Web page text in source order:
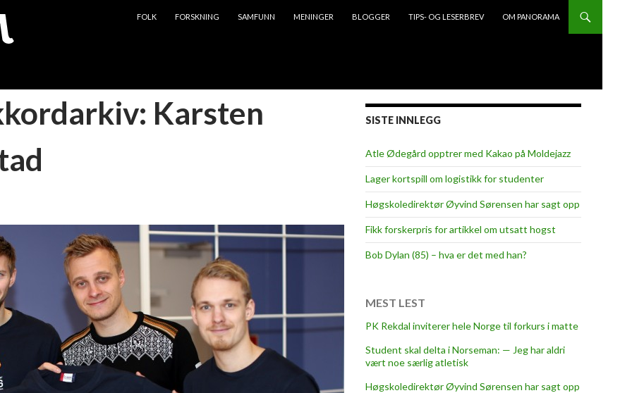
FOLK
FORSKNING SAMFUNN MENINGER BLOGGER TIPS- OG LESERBREV OM PANORAMA
Karsten
SISTE INNLEGG
Atle Ødegård opptrer med Kakao på Moldejazz
Lager kortspill om logistikk for studenter
Høgskoledirektør Øyvind Sørensen har sagt opp
Fikk forskerpris for artikkel om utsatt hogst
Bob Dylan (85) – hva er det med han?
MEST LEST
PK Rekdal inviterer hele Norge til forkurs i matte
Student skal delta i Norseman: — Jeg har aldri
vært noe særlig atletisk
Høgskoledirektør Øyvind Sørensen har sagt opp